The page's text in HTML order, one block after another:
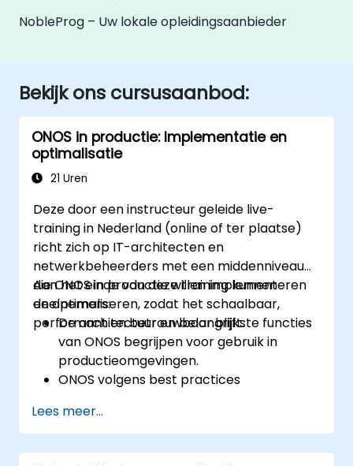
NobleProg – Uw lokale opleidingsaanbieder
Bekijk ons cursusaanbod:
ONOS in productie: Implementatie en
optimalisatie
21 Uren
Deze door een instructeur geleide live-
training in Nederland (online of ter plaatse)
richt zich op IT-architecten en
netwerkbeheerders met een middenniveau
die ONOS in productie willen implementeren
en optimaliseren, zodat het schaalbaar,
performant en betrouwbaar blijft.
Aan het einde van deze training kunnen
deelnemers:
De architectuur en belangrijkste functies
van ONOS begrijpen voor gebruik in
productieomgevingen.
ONOS volgens best practices
productieomgeving.
Clustering, redundantie en fout tolerantie
in ONOS configureren.
Lees meer...